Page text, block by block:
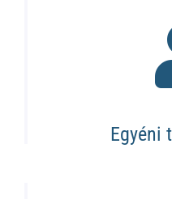
Egyéni